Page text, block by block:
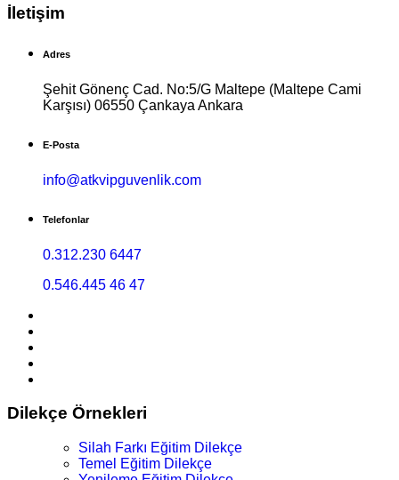
İletişim
Adres
Şehit Gönenç Cad. No:5/G Maltepe (Maltepe Cami
Karşısı) 06550 Çankaya Ankara
E-Posta
info@atkvipguvenlik.com
Telefonlar
0.312.230 6447
0.546.445 46 47
Dilekçe Örnekleri
Silah Farkı Eğitim Dilekçe
Temel Eğitim Dilekçe